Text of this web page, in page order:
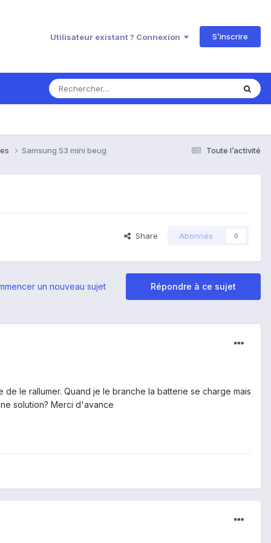
Utilisateur existant ? Connexion S’inscrire
Toute l’activité
Samsung S3 mini beug
Share Abonnés 0
Répondre à ce sujet
un nouveau sujet
le rallumer. Quand je le branche la batterie se charge mais
solution? Merci d'avance